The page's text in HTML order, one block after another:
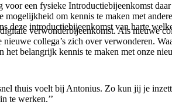
voor een fysieke Introductiebijeenkomst
om kennis te maken met
deze introductiebijeenkomst van harte
verwonderbijeenkomst. Als nieuwe
collega’s zich over verwonderen.
belangrijk kennis te maken met onze
thuis voelt bij Antonius. Zo kun jij je
te werken.’’